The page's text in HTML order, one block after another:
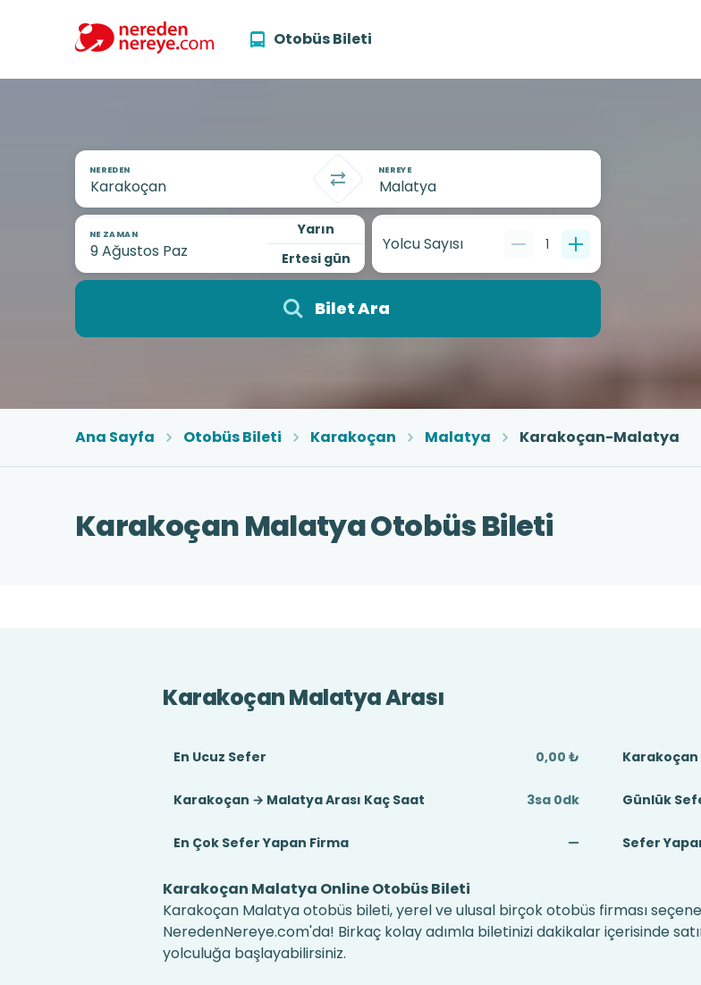
Otobüs Bileti
NEREDEN NEREYE
NE ZAMAN
Yarın
Ertesi gün
Yolcu Sayısı 1
Bilet Ara
Ana Sayfa Otobüs Bileti Karakoçan Malatya Karakoçan-Malatya
Karakoçan Malatya Otobüs Bileti
Karakoçan Malatya Arası
En Ucuz Sefer 0,00 ₺ Karakoçan
Karakoçan → Malatya Arası Kaç Saat 3sa 0dk Günlük
En Çok Sefer Yapan Firma — Sefer
Karakoçan Malatya Online Otobüs Bileti
Karakoçan Malatya otobüs bileti, yerel ve ulusal birçok otobüs firması
NeredenNereye.com'da! Birkaç kolay adımla biletinizi dakikalar içerisinde
yolculuğa başlayabilirsiniz.